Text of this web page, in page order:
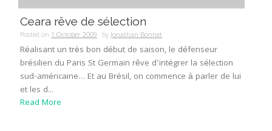
Ceara rêve de sélection
Posted on 1 October 2009 byJonathan Bonnet
Réalisant un très bon début de saison, le défenseur
brésilien du Paris St Germain rêve d’intégrer la sélection
sud-américaine… Et au Brésil, on commence à parler de lui
et les d...
Read More